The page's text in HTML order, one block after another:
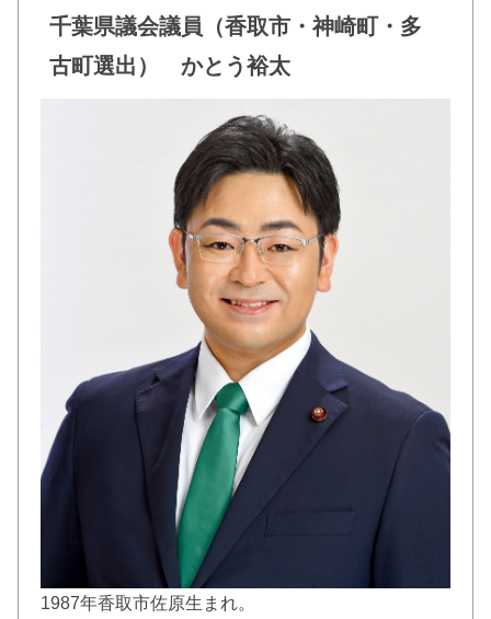
b
o
千葉県議会議員（香取市・神崎町・多
古町選出） かとう裕太
1987年香取市佐原生まれ。